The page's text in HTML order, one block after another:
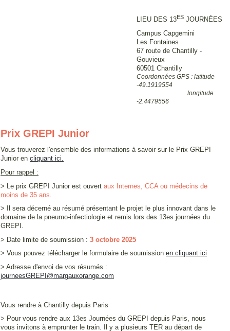
LIEU DES 13ES JOURNÉES
Campus Capgemini
Les Fontaines
67 route de Chantilly -
Gouvieux
60501 Chantilly
Coordonnées GPS : latitude
-49.1919554
longitude
-2.4479556
Prix GREPI Junior
Vous trouverez l'ensemble des informations à savoir sur le Prix GREPI
Junior en cliquant ici.
Pour rappel :
> Le prix GREPI Junior est ouvert aux Internes, CCA ou médecins de
moins de 35 ans.
> Il sera décerné au résumé présentant le projet le plus innovant dans le
domaine de la pneumo-infectiologie et remis lors des 13es journées du
GREPI.
> Date limite de soumission : 3 octobre 2025
> Vous pouvez télécharger le formulaire de soumission en cliquant ici
> Adresse d'envoi de vos résumés :
journeesGREPI@margauxorange.com
Vous rendre à Chantilly depuis Paris
> Pour vous rendre aux 13es Journées du GREPI depuis Paris, nous
vous invitons à emprunter le train. Il y a plusieurs TER au départ de